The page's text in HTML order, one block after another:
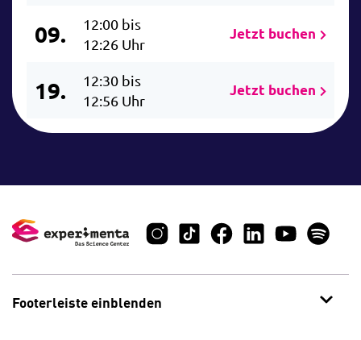
09.
12:00 bis
12:26 Uhr
Jetzt buchen
19.
12:30 bis
12:56 Uhr
Jetzt buchen
Footerleiste einblenden